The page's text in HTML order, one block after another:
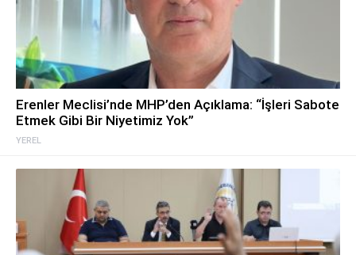
YEREL
Erenler Meclisi’nde MHP’den Açıklama: “İşleri Sabote
Etmek Gibi Bir Niyetimiz Yok”